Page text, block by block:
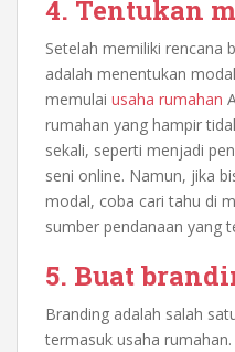
4. Tentukan
Setelah memiliki rencana
adalah menentukan
memulai usaha rumahan
rumahan yang hampir
sekali, seperti menjadi
seni online. Namun, jika
modal, coba cari tahu di
sumber pendanaan yang
5. Buat
Branding adalah salah
termasuk usaha